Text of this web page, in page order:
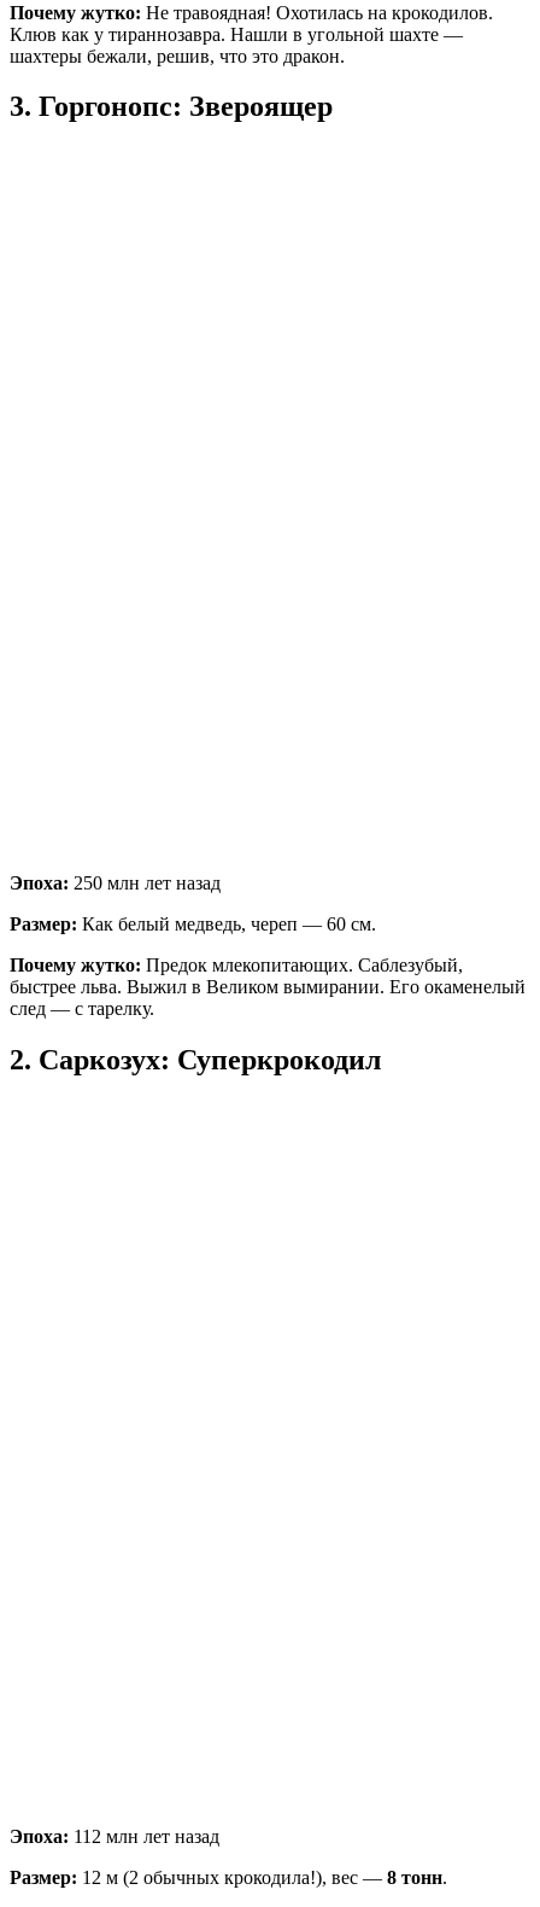
Почему жутко: Не травоядная! Охотилась на крокодилов.
Клюв как у тираннозавра. Нашли в угольной шахте —
шахтеры бежали, решив, что это дракон.
3. Горгонопс: Звероящер
Эпоха: 250 млн лет назад
Размер: Как белый медведь, череп — 60 см.
Почему жутко: Предок млекопитающих. Саблезубый,
быстрее льва. Выжил в Великом вымирании. Его окаменелый
след — с тарелку.
2. Саркозух: Суперкрокодил
Эпоха: 112 млн лет назад
Размер: 12 м (2 обычных крокодила!), вес — 8 тонн.